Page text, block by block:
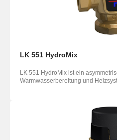
LK 551 HydroMix
LK 551 HydroMix ist ein
Warmwasserbereitung und